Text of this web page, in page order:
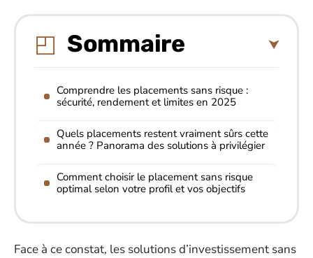
Sommaire
Comprendre les placements sans risque :
sécurité, rendement et limites en 2025
Quels placements restent vraiment sûrs cette
année ? Panorama des solutions à privilégier
Comment choisir le placement sans risque
optimal selon votre profil et vos objectifs
Face à ce constat, les solutions d’investissement sans